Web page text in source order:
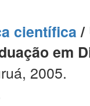
científica/
em
2005.